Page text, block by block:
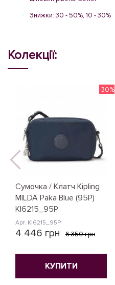
Знижки: 30 - 50%, 10 - 30%
Колекції:
Сумочка / Клатч Kipling
MILDA Paka Blue (95P)
KI6215_95P
Арт. KI6215_95P
-30%
4 446 грн 6 350 грн
КУПИТИ